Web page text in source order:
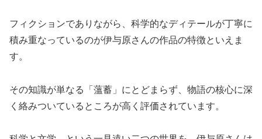
フィクションでありながら、科学的なディテールが丁寧に
積み重なっているのが伊与原さんの作品の特徴といえま
す。
その知識が単なる「薀蓄」にとどまらず、物語の核心に深
く絡みついているところが高く評価されています。